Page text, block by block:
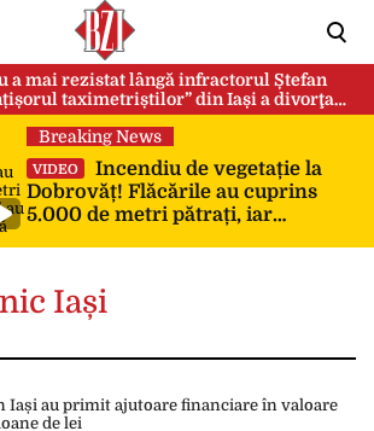
a mai rezistat lângă infractorul Ștefan
taximetriștilor” din Iași a divorţat
Breaking News
VIDEO
Incendiu de vegetație la
Dobrovăț! Flăcările au cuprins
5.000 de metri pătrați, iar
Iași